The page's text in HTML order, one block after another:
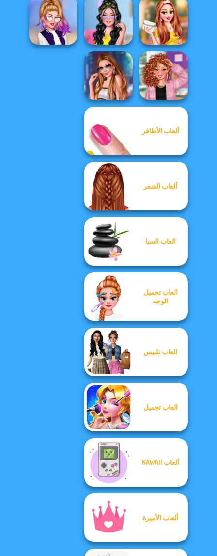
TikTok Divas
Candy Style
My Winter Kawaii
Look
Tiktok Divas
Shacket Fashion
Princesses
Homecoming
Ball
Insta Girls First
Date Look Ti...
Stylist For A Star
Arianna
ألعاب الأظافر
ألعاب الشعر
العاب السبا
العاب تجميل
الوجه
العاب تلبيس
العاب تجميل
ألعاب KAWAII
ألعاب الأميرة